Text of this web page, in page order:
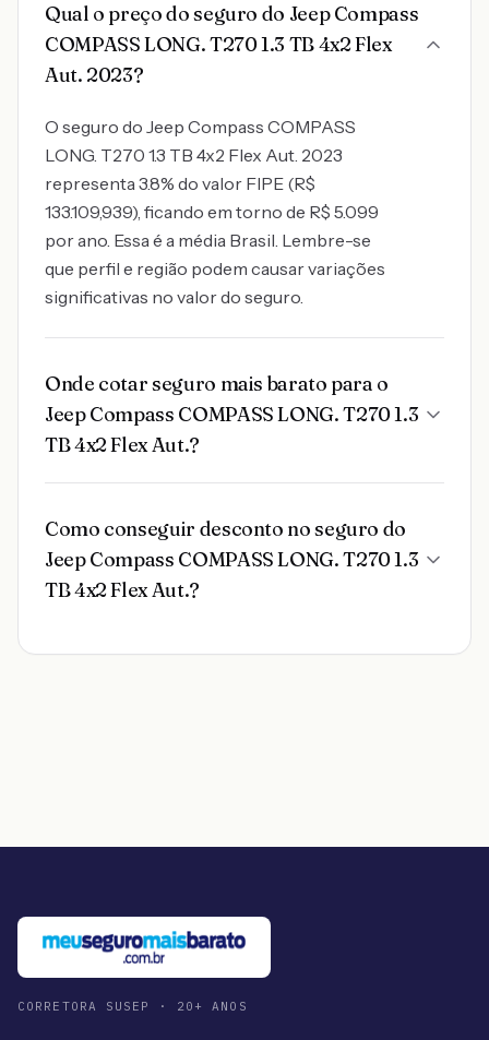
Qual o preço do seguro do Jeep Compass
COMPASS LONG. T270 1.3 TB 4x2 Flex
Aut. 2023?
O seguro do Jeep Compass COMPASS
LONG. T270 1.3 TB 4x2 Flex Aut. 2023
representa 3.8% do valor FIPE (R$
133.109,939), ficando em torno de R$ 5.099
por ano. Essa é a média Brasil. Lembre-se
que perfil e região podem causar variações
significativas no valor do seguro.
Onde cotar seguro mais barato para o
Jeep Compass COMPASS LONG. T270 1.3
TB 4x2 Flex Aut.?
Como conseguir desconto no seguro do
Jeep Compass COMPASS LONG. T270 1.3
TB 4x2 Flex Aut.?
CORRETORA SUSEP · 20+ ANOS